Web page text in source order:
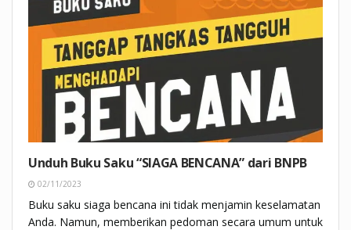
Unduh Buku Saku “SIAGA BENCANA” dari BNPB
02/11/2023
Buku saku siaga bencana ini tidak menjamin keselamatan
Anda. Namun, memberikan pedoman secara umum untuk